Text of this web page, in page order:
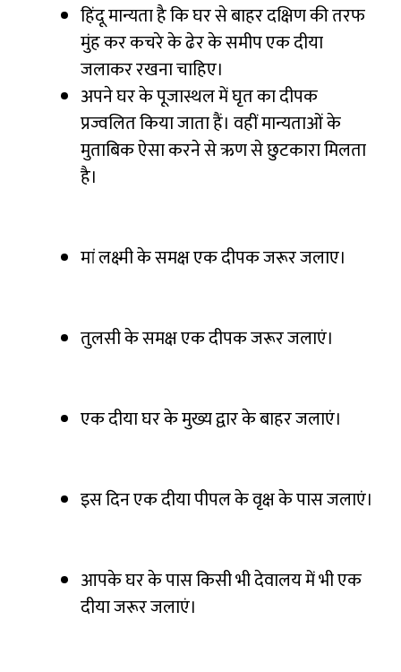
हिंदू मान्यता है कि घर से बाहर दक्षिण की तरफ
मुंह कर कचरे के ढेर के समीप एक दीया
जलाकर रखना चाहिए।
अपने घर के पूजास्थल में घृत का दीपक
प्रज्वलित किया जाता हैं। वहीं मान्यताओं के
मुताबिक ऐसा करने से ऋण से छुटकारा मिलता
है।
मां लक्ष्मी के समक्ष एक दीपक जरूर जलाए।
तुलसी के समक्ष एक दीपक जरूर जलाएं।
एक दीया घर के मुख्य द्वार के बाहर जलाएं।
इस दिन एक दीया पीपल के वृक्ष के पास जलाएं।
आपके घर के पास किसी भी देवालय में भी एक
दीया जरूर जलाएं।